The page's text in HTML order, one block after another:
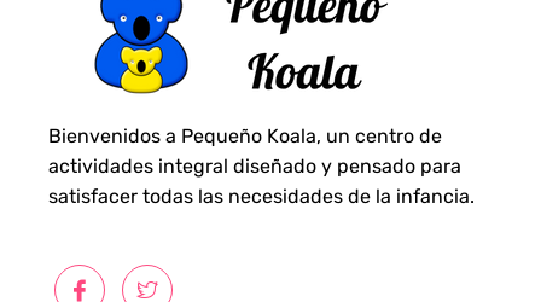
Bienvenidos a Pequeño Koala, un centro de
actividades integral diseñado y pensado para
satisfacer todas las necesidades de la infancia.